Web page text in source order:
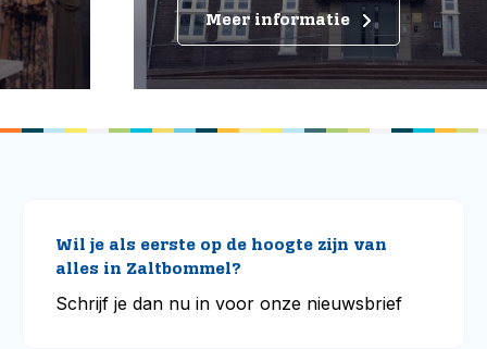
Meer informatie
Wil je als eerste op de hoogte zijn van
alles in Zaltbommel?
Schrijf je dan nu in voor onze nieuwsbrief